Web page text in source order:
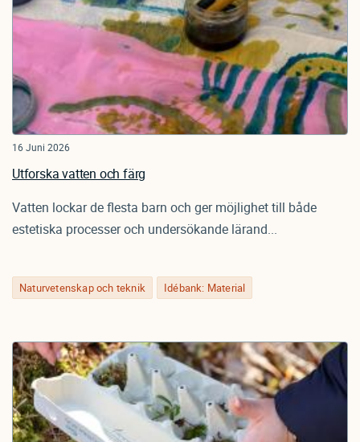
Naturvetenskap och teknik Idébank: Material
16 Juni 2026
Utforska vatten och färg
Vatten lockar de flesta barn och ger möjlighet till både
estetiska processer och undersökande lärand...